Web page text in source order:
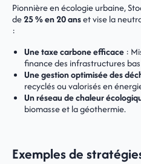
Pionnière en écologie urbaine,
de25 % en 20 anset vise la
:
Une taxe carbone efficace :
finance des infrastructures
Une gestion optimisée des
recyclés ou valorisés en
Un réseau de chaleur
biomasse et la géothermie.
Exemples de